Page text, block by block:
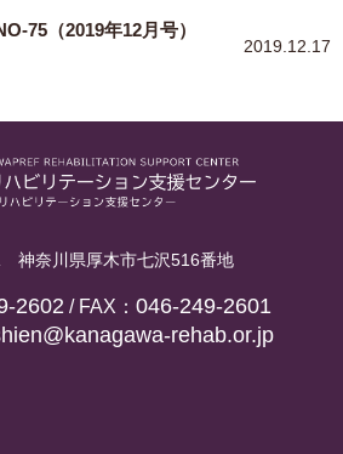
75（2019年12月号）
2019.12.17
神奈川県厚木市七沢516番地
2602/ FAX： 046-249-2601
rehab.or.jp